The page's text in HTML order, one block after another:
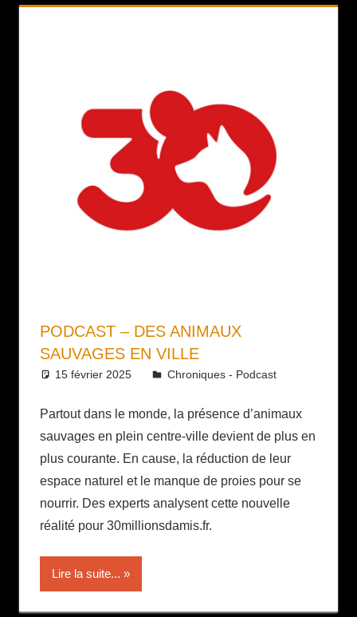
PODCAST – DES ANIMAUX
SAUVAGES EN VILLE
15 février 2025 Daniel
Chroniques - Podcast
Partout dans le monde, la présence d’animaux
sauvages en plein centre-ville devient de plus en
plus courante. En cause, la réduction de leur
espace naturel et le manque de proies pour se
nourrir. Des experts analysent cette nouvelle
réalité pour 30millionsdamis.fr.
Lire la suite...